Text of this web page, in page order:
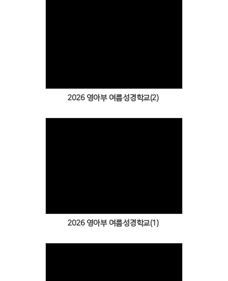
2026 영아부 여름성경학교(2)
2026 영아부 여름성경학교(1)